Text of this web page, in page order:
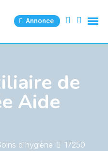
Annonce
de
Aide
d'hygiène
17250